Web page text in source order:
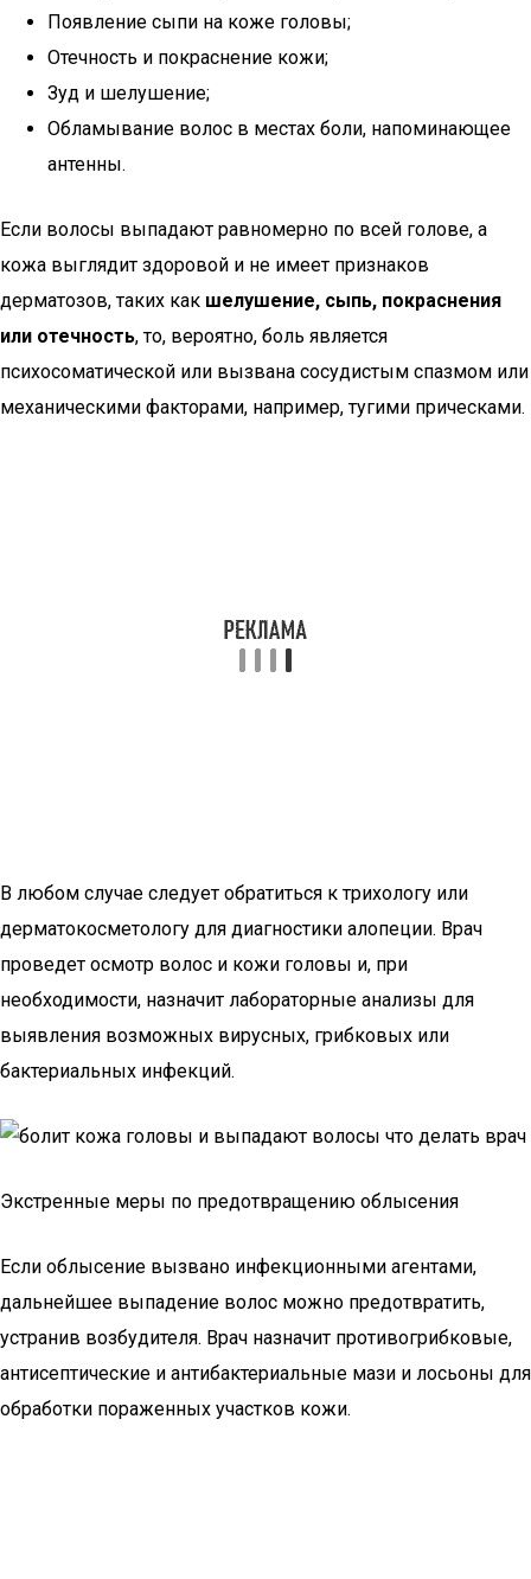
Появление сыпи на коже головы;
Отечность и покраснение кожи;
Зуд и шелушение;
Обламывание волос в местах боли, напоминающее
антенны.
Если волосы выпадают равномерно по всей голове, а
кожа выглядит здоровой и не имеет признаков
дерматозов, таких как шелушение, сыпь, покраснения
или отечность, то, вероятно, боль является
психосоматической или вызвана сосудистым спазмом или
механическими факторами, например, тугими прическами.
В любом случае следует обратиться к трихологу или
дерматокосметологу для диагностики алопеции. Врач
проведет осмотр волос и кожи головы и, при
необходимости, назначит лабораторные анализы для
выявления возможных вирусных, грибковых или
бактериальных инфекций.
Экстренные меры по предотвращению облысения
Если облысение вызвано инфекционными агентами,
дальнейшее выпадение волос можно предотвратить,
устранив возбудителя. Врач назначит противогрибковые,
антисептические и антибактериальные мази и лосьоны для
обработки пораженных участков кожи.